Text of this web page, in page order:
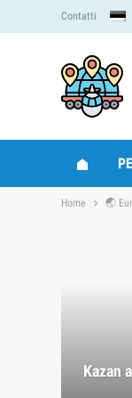
Contatti
Home 🌏
Kazan